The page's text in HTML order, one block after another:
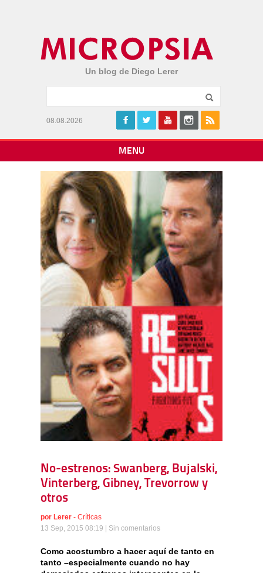
Un blog de Diego Lerer
08.08.2026
MENU
No-estrenos: Swanberg, Bujalski,
Vinterberg, Gibney, Trevorrow y
otros
por Lerer - Críticas
13 Sep, 2015 08:19 | Sin comentarios
Como acostumbro a hacer aquí de tanto en
tanto –especialmente cuando no hay